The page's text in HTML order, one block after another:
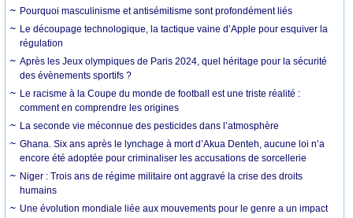
Pourquoi masculinisme et antisémitisme sont profondément liés
Le découpage technologique, la tactique vaine d’Apple pour esquiver la
régulation
Après les Jeux olympiques de Paris 2024, quel héritage pour la sécurité
des évènements sportifs ?
Le racisme à la Coupe du monde de football est une triste réalité :
comment en comprendre les origines
La seconde vie méconnue des pesticides dans l’atmosphère
Ghana. Six ans après le lynchage à mort d’Akua Denteh, aucune loi n’a
encore été adoptée pour criminaliser les accusations de sorcellerie
Niger : Trois ans de régime militaire ont aggravé la crise des droits
humains
Une évolution mondiale liée aux mouvements pour le genre a un impact